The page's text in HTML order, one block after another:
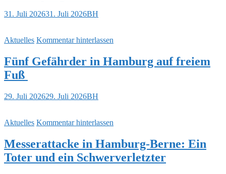
31. Juli 202631. Juli 2026BH
Aktuelles Kommentar hinterlassen
Fünf Gefährder in Hamburg auf freiem
Fuß
29. Juli 202629. Juli 2026BH
Aktuelles Kommentar hinterlassen
Messerattacke in Hamburg-Berne: Ein
Toter und ein Schwerverletzter